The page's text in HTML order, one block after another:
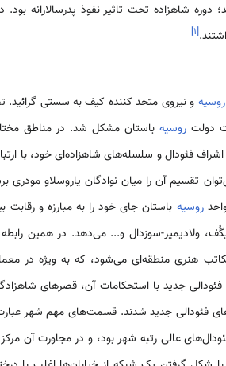
شاهزاده تحت تاثیر نفوذ پدرسالارانه
[۱]
روسیه و نیروی متحد کننده کیف به سستی گرائید.
دولت روسیه باستان مشکل شد. در مناطق
فئودال و سلسله‌های شاهزاده‌ای خود، با
روسیه باستان جای خود را به مبارزه و
ولادیمیر-سوزدال و... می‌دهد. در همین
هنری منطقه‌ای می‌شود، که به ویژه در
جدید با استحکامات آن، قصرهای
فئودالی جدید شدند. قسمت‌های مهم شهر
عالی رتبه شهر بود، و در مجاورت آن